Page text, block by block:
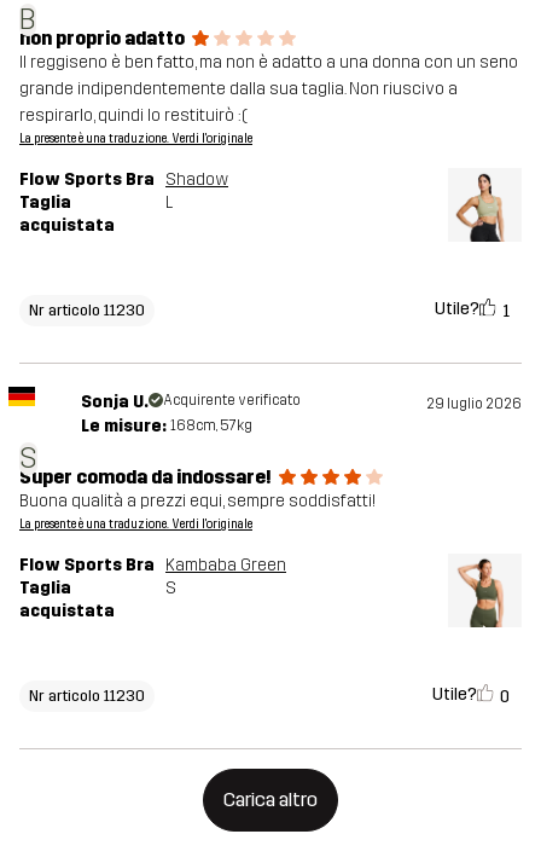
B
non proprio adatto
Il reggiseno è ben fatto, ma non è adatto a una donna con un seno
grande indipendentemente dalla sua taglia. Non riuscivo a
respirarlo, quindi lo restituirò :(
La presente è una traduzione. Verdi l'originale
Flow Sports Bra
Shadow
Taglia
acquistata
L
Nr articolo 11230 Utile? 1
S
Sonja U. Acquirente verificato 29 luglio 2026
Le misure: 168cm, 57kg
Super comoda da indossare!
Buona qualità a prezzi equi, sempre soddisfatti!
La presente è una traduzione. Verdi l'originale
Flow Sports Bra
Kambaba Green
Taglia
acquistata
S
Nr articolo 11230 Utile? 0
Carica altro